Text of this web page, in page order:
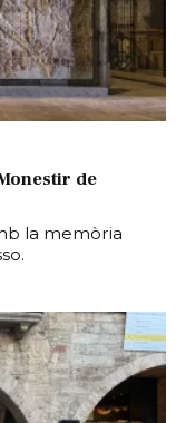
de
la memòria